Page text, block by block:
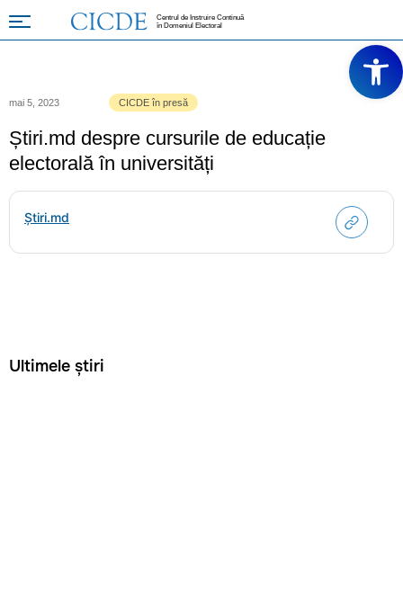
Deschide
Centrul de Instruire Continuă
în Domeniul Electoral
mai 5, 2023 CICDE în presă
Știri.md despre cursurile de educație
electorală în universități
Știri.md
Ultimele știri